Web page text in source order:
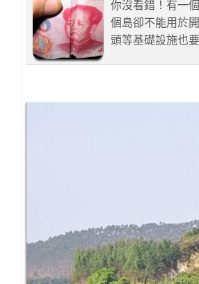
你沒看錯！有一
個島卻不能用於
頭等基礎設施也